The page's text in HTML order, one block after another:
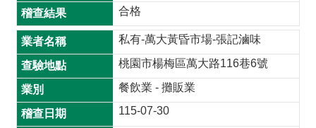
食
品
資
訊
專
區
合格
私有-萬大黃昏市場-張記滷味
桃園市楊梅區萬大路116巷6號
餐飲業 - 攤販業
115-07-30